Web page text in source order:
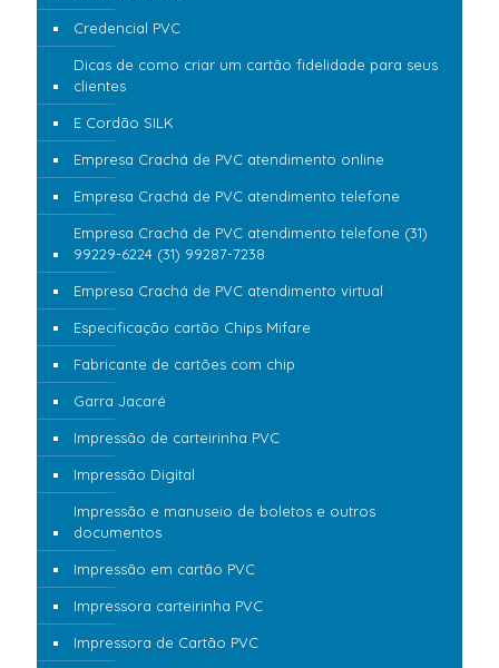
Credencial PVC
Dicas de como criar um cartão fidelidade para seus
clientes
E Cordão SILK
Empresa Crachá de PVC atendimento online
Empresa Crachá de PVC atendimento telefone
Empresa Crachá de PVC atendimento telefone (31)
99229-6224 (31) 99287-7238
Empresa Crachá de PVC atendimento virtual
Especificação cartão Chips Mifare
Fabricante de cartões com chip
Garra Jacaré
Impressão de carteirinha PVC
Impressão Digital
Impressão e manuseio de boletos e outros
documentos
Impressão em cartão PVC
Impressora carteirinha PVC
Impressora de Cartão PVC